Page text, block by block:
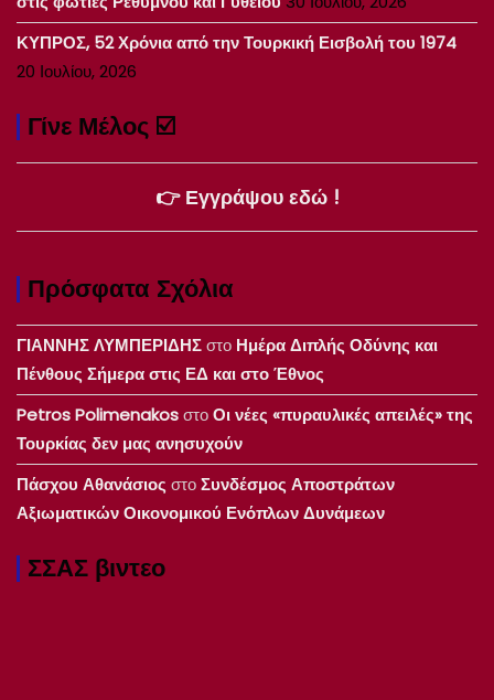
ΚΥΠΡΟΣ, 52 Χρόνια από την Τουρκική Εισβολή του 1974
20 Ιουλίου, 2026
Γίνε Μέλος ☑️
👉 Εγγράψου εδώ !
Πρόσφατα Σχόλια
ΓΙΑΝΝΗΣ ΛΥΜΠΕΡΙΔΗΣστο Ημέρα Διπλής Οδύνης και
Πένθους Σήμερα στις ΕΔ και στο Έθνος
Petros PolimenakosστοΟι νέες «πυραυλικές απειλές» της
Τουρκίας δεν μας ανησυχούν
Πάσχου ΑθανάσιοςστοΣυνδέσμος Αποστράτων
Αξιωματικών Οικονομικού Ενόπλων Δυνάμεων
ΣΣΑΣ βιντεο